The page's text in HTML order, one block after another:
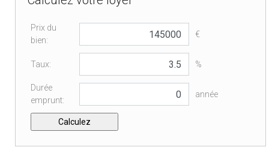
Prix du
bien:
€
Taux: %
Durée
emprunt:
année